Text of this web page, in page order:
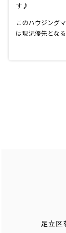
す♪
このハウジング
は現況優先とな
足立区